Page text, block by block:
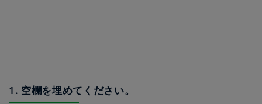
1. 空欄を埋めてください。